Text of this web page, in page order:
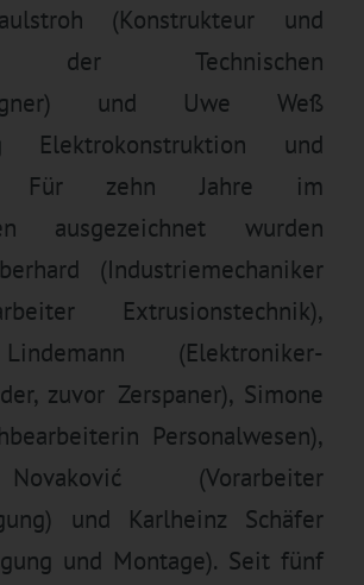
(Konstrukteur und
der Technischen
und Uwe Weß
Elektrokonstruktion und
Für zehn Jahre im
ausgezeichnet wurden
(Industriemechaniker
Extrusionstechnik),
(Elektroniker-
zuvor Zerspaner), Simone
Personalwesen),
(Vorarbeiter
und Karlheinz Schäfer
und Montage). Seit fünf